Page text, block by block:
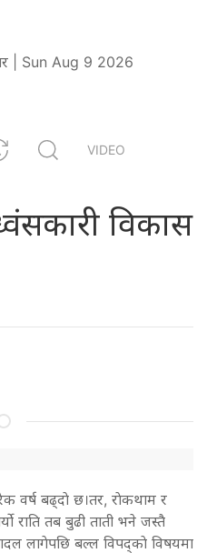
| Sun Aug 9 2026
VIDEO
विकास
वर्ष बढ्दाे छ।तर, राेकथाम र
राति तब बुढी ताती भने जस्तै
लागेपछि बल्ल विपद्काे विषयमा